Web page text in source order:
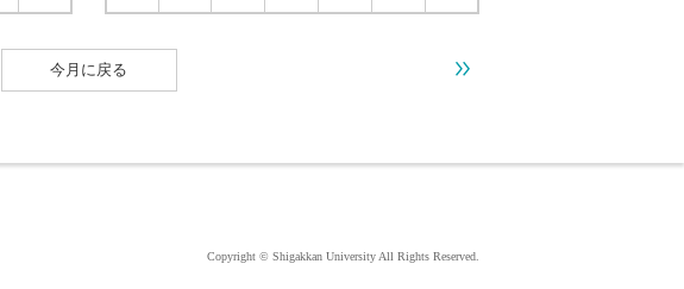
今月に戻る
Copyright © Shigakkan University All Rights Reserved.